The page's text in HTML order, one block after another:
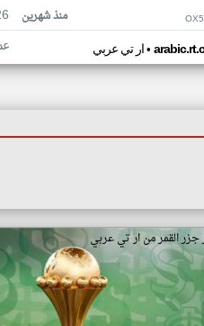
منذ شهرين
ار تي عربي•
جزر القمر من ار تي عربي